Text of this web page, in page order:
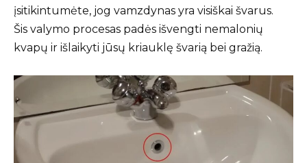
įsitikintumėte, jog vamzdynas yra visiškai švarus.
Šis valymo procesas padės išvengti nemalonių
kvapų ir išlaikyti jūsų kriauklę švarią bei gražią.